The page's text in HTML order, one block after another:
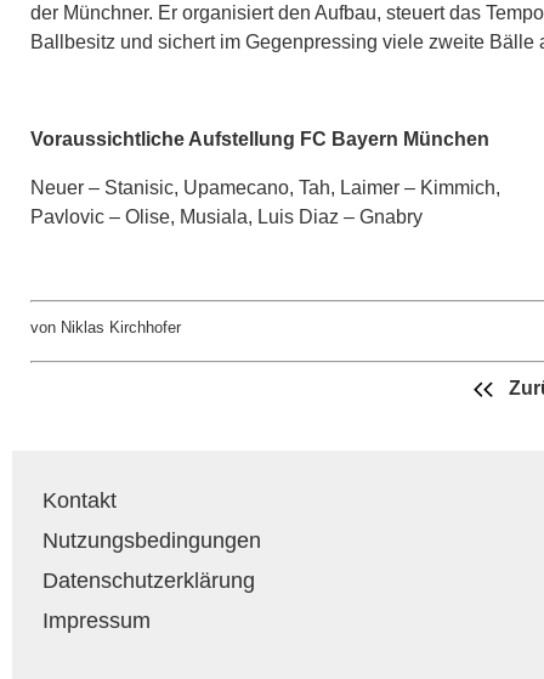
der Münchner. Er organisiert den Aufbau, steuert das
Ballbesitz und sichert im Gegenpressing viele zweite Bälle
Voraussichtliche Aufstellung FC Bayern München
Neuer – Stanisic, Upamecano, Tah, Laimer – Kimmich,
Pavlovic – Olise, Musiala, Luis Diaz – Gnabry
von Niklas Kirchhofer
Kontakt
Nutzungsbedingungen
Datenschutzerklärung
Impressum